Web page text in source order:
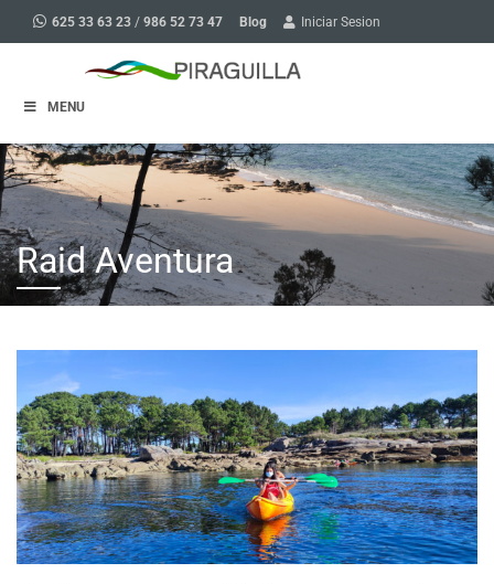
625 33 63 23 / 986 52 73 47 Blog Iniciar Sesion
MENU
Raid Aventura